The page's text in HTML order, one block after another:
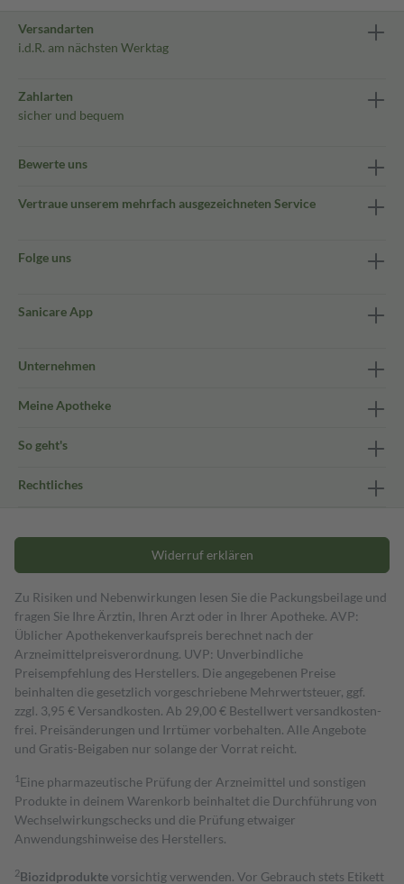
Versandarten
i.d.R. am nächsten Werktag
Zahlarten
sicher und bequem
Bewerte uns
Vertraue unserem mehrfach ausgezeichneten Service
Folge uns
Sanicare App
Unternehmen
Meine Apotheke
So geht's
Rechtliches
Widerruf erklären
Zu Risiken und Nebenwirkungen lesen Sie die Packungsbeilage und
fragen Sie Ihre Ärztin, Ihren Arzt oder in Ihrer Apotheke. AVP:
Üblicher Apothekenverkaufspreis berechnet nach der
Arzneimittelpreisverordnung. UVP: Unverbindliche
Preisempfehlung des Herstellers. Die angegebenen Preise
beinhalten die gesetzlich vorgeschriebene Mehrwertsteuer, ggf.
zzgl. 3,95 € Versandkosten. Ab 29,00 € Bestell­wert versand­kosten­
frei. Preisänderungen und Irrtümer vorbehalten. Alle Angebote
und Gratis-Beigaben nur solange der Vorrat reicht.
1 Eine pharmazeutische Prüfung der Arzneimittel und sonstigen
Produkte in deinem Warenkorb beinhaltet die Durchführung von
Wechselwirkungschecks und die Prüfung etwaiger
Anwendungshinweise des Herstellers.
2Biozidproduktevorsichtig verwenden. Vor Gebrauch stets Etikett